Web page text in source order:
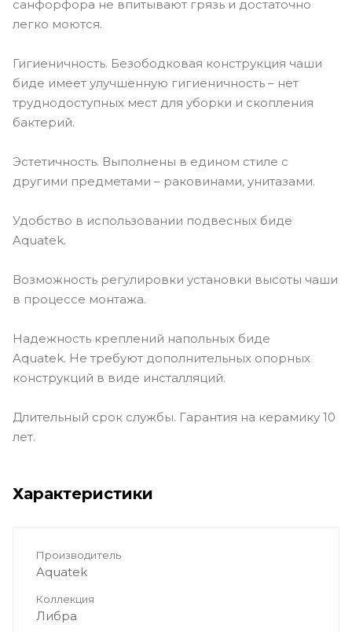
санфорфора не впитывают грязь и достаточно
легко моются.
Гигиеничность. Безободковая конструкция чаши
биде имеет улучшенную гигиеничность – нет
труднодоступных мест для уборки и скопления
бактерий.
Эстетичность. Выполнены в едином стиле с
другими предметами – раковинами, унитазами.
Удобство в использовании подвесных биде
Aquatek.
Возможность регулировки установки высоты чаши
в процессе монтажа.
Надежность креплений напольных биде
Aquatek. Не требуют дополнительных опорных
конструкций в виде инсталляций.
Длительный срок службы. Гарантия на керамику 10
лет.
Характеристики
Производитель
Aquatek
Коллекция
Либра